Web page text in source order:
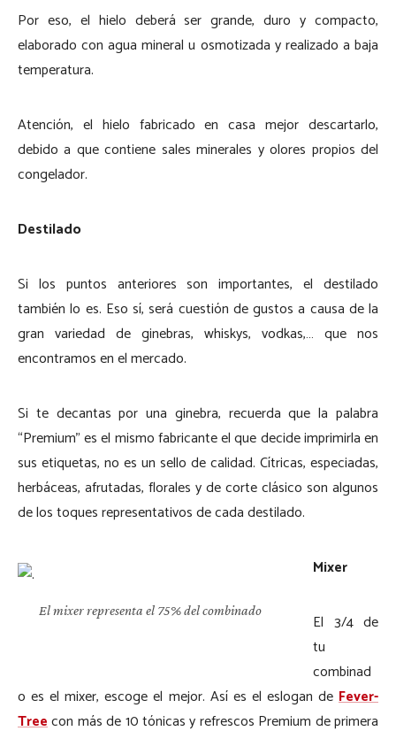
Por eso, el hielo deberá ser grande, duro y compacto,
elaborado con agua mineral u osmotizada y realizado a baja
temperatura.
Atención, el hielo fabricado en casa mejor descartarlo,
debido a que contiene sales minerales y olores propios del
congelador.
Destilado
Si los puntos anteriores son importantes, el destilado
también lo es. Eso sí, será cuestión de gustos a causa de la
gran variedad de ginebras, whiskys, vodkas,… que nos
encontramos en el mercado.
Si te decantas por una ginebra, recuerda que la palabra
“Premium” es el mismo fabricante el que decide imprimirla en
sus etiquetas, no es un sello de calidad. Cítricas, especiadas,
herbáceas, afrutadas, florales y de corte clásico son algunos
de los toques representativos de cada destilado.
El mixer representa el 75% del combinado
Mixer
El 3/4 de
tu
combinad
o es el mixer, escoge el mejor. Así es el eslogan de Fever-
Treecon más de 10 tónicas y refrescos Premium de primera